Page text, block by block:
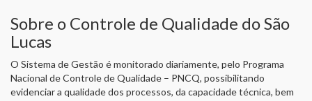
Sobre o Controle de Qualidade do São
Lucas
O Sistema de Gestão é monitorado diariamente, pelo Programa
Nacional de Controle de Qualidade – PNCQ, possibilitando
evidenciar a qualidade dos processos, da capacidade técnica, bem